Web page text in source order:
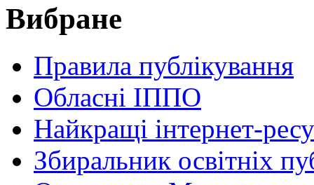
Вибране
Правила публікування
Обласні ІППО
Найкращі інтернет-
Збиральник освітніх